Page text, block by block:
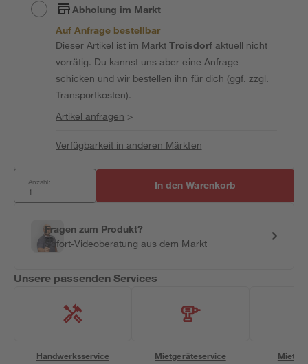
Abholung im Markt
Auf Anfrage bestellbar
Dieser Artikel ist im MarktTroisdorfaktuell nicht
vorrätig. Du kannst uns aber eine Anfrage
schicken und wir bestellen ihn für dich (ggf. zzgl.
Transportkosten).
Artikel anfragen >
Verfügbarkeit in anderen Märkten
Anzahl: In den Warenkorb
Fragen zum Produkt?
Sofort-Videoberatung aus dem Markt
Unsere passenden Services
Handwerksservice Mietgeräteservice